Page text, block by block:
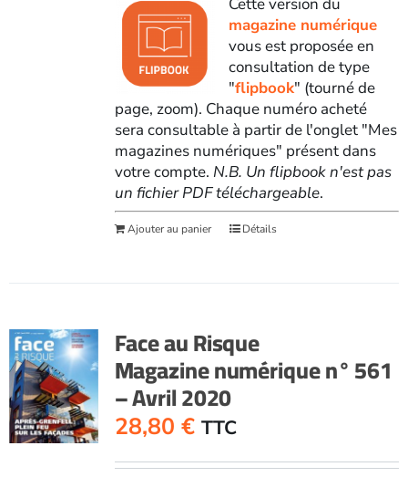
magazine numérique
vous est proposée en
consultation de type
"flipbook" (tourné de
page, zoom). Chaque numéro acheté
sera consultable à partir de l'onglet "Mes
magazines numériques" présent dans
votre compte. N.B. Un flipbook n'est pas
un fichier PDF téléchargeable.
Ajouter au panier Détails
Face au Risque
Magazine numérique n° 561
– Avril 2020
28,80 € TTC